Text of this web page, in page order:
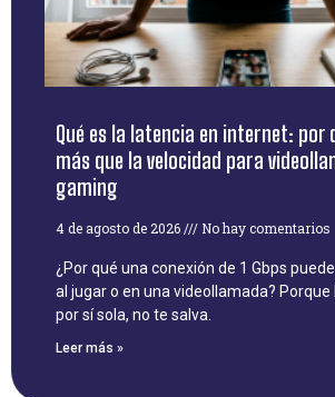
Qué es la latencia en internet: por
más que la velocidad para
gaming
4 de agosto de 2026 No hay comentarios
¿Por qué una conexión de 1 Gbps
al jugar o en una videollamada? Porque
por sí sola, no te salva.
Leer más »